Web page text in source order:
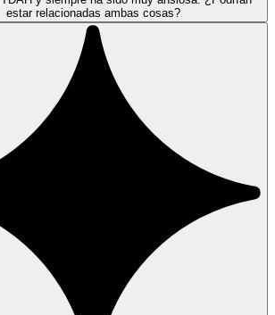
estar relacionadas ambas cosas?